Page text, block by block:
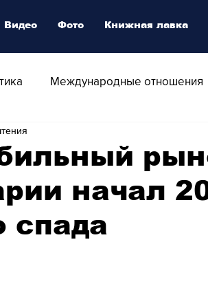
Международные отношения
искусства Swiss Афиша
начал
спада
Видео Фото Книжная лавка